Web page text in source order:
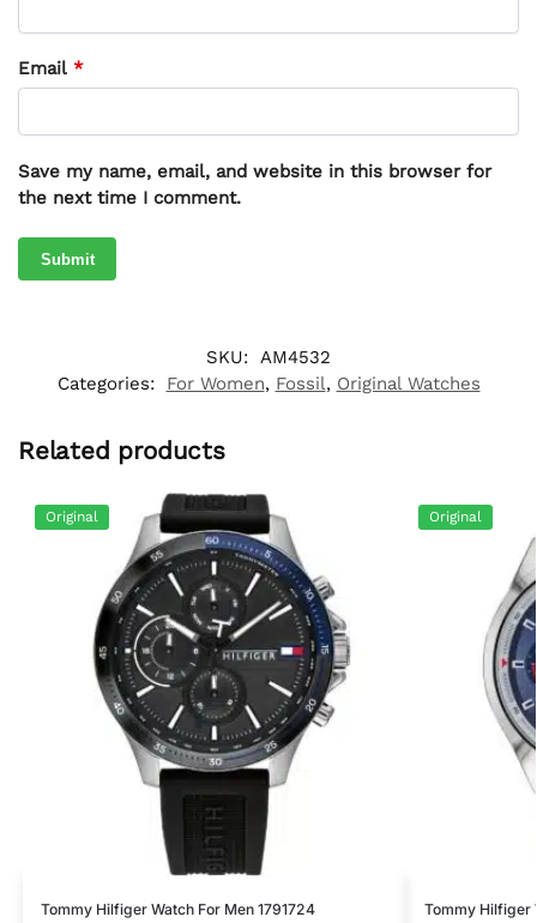
Email *
Save my name, email, and website in this browser for
the next time I comment.
SKU: AM4532
Categories:
For Women, Fossil, Original Watches
Related products
Original
Tommy Hilfiger Watch For Men 1791724
Original
Tommy Hilfiger